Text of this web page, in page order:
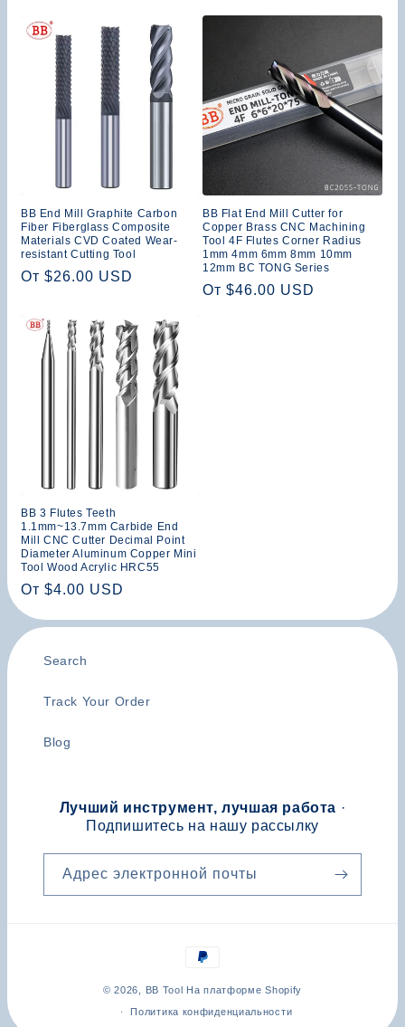
цена
BB End Mill Graphite Carbon
Fiber Fiberglass Composite
Materials CVD Coated Wear-
resistant Cutting Tool
Обычная
От $26.00 USD
BB Flat End Mill Cutter for
Copper Brass CNC Machining
Tool 4F Flutes Corner Radius
1mm 4mm 6mm 8mm 10mm
12mm BC TONG Series
Обычная
От $46.00 USD
BB 3 Flutes Teeth
1.1mm~13.7mm Carbide End
Mill CNC Cutter Decimal Point
Diameter Aluminum Copper Mini
Tool Wood Acrylic HRC55
Обычная
цена
От $4.00 USD
Search
Track Your Order
Blog
Лучший инструмент, лучшая работа ·
Подпишитесь на нашу рассылку
Адрес электронной почты
Способы
© 2026, BB Tool
На платформе Shopify
Политика конфиденциальности